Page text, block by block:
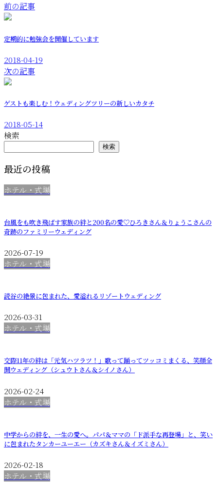
前の記事
定期的に勉強会を開催しています
2018-04-19
次の記事
ゲストも楽しむ！ウェディングツリーの新しいカタチ
2018-05-14
検索
検索
最近の投稿
ホテル・式場
台風をも吹き飛ばす家族の絆と200名の愛♡ひろきさん＆りょうこさんの
奇跡のファミリーウェディング
2026-07-19
ホテル・式場
読谷の絶景に包まれた、愛溢れるリゾートウェディング
2026-03-31
ホテル・式場
交際11年の絆は「元気ハツラツ！」歌って踊ってツッコミまくる、笑顔全
開ウェディング（シュウトさん＆シイノさん）
2026-02-24
ホテル・式場
中学からの絆を、一生の愛へ。パパ＆ママの「ド派手な再登場」と、笑い
に包まれたタンカーユーエー（カズキさん＆イズミさん）
2026-02-18
ホテル・式場